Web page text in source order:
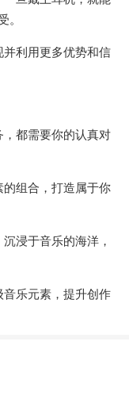
。
利用更多优势和信
都需要你的认真对
组合，打造属于你
浸于音乐的海洋，
乐元素，提升创作